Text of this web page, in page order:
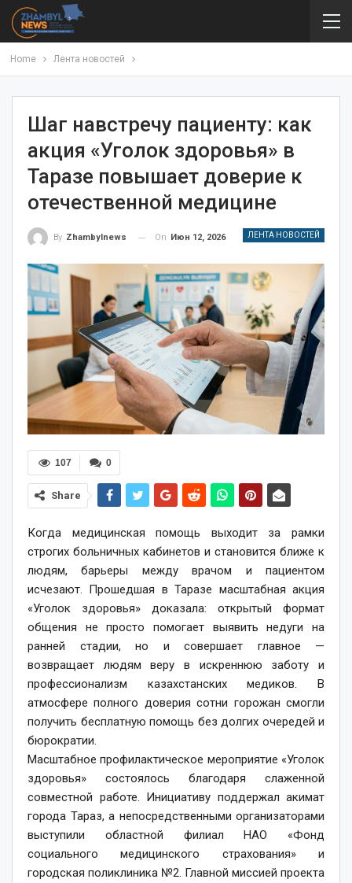
Home Лента новостей
Шаг навстречу пациенту: как
акция «Уголок здоровья» в
Таразе повышает доверие к
отечественной медицине
ЛЕНТА НОВОСТЕЙ
By Zhambylnews On Июн 12, 2026
0
107
Share
Когда медицинская помощь выходит за рамки
строгих больничных кабинетов и становится ближе к
людям, барьеры между врачом и пациентом
исчезают. Прошедшая в Таразе масштабная акция
«Уголок здоровья» доказала: открытый формат
общения не просто помогает выявить недуги на
ранней стадии, но и совершает главное —
возвращает людям веру в искреннюю заботу и
профессионализм казахстанских медиков. В
атмосфере полного доверия сотни горожан смогли
получить бесплатную помощь без долгих очередей и
бюрократии.
Масштабное профилактическое мероприятие «Уголок
здоровья» состоялось благодаря слаженной
совместной работе. Инициативу поддержал акимат
города Тараз, а непосредственными организаторами
выступили областной филиал НАО «Фонд
социального медицинского страхования» и
городская поликлиника №2. Главной миссией проекта